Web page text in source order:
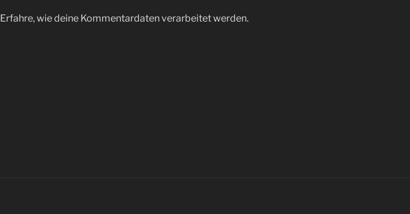
Erfahre, wie deine Kommentardaten verarbeitet werden.